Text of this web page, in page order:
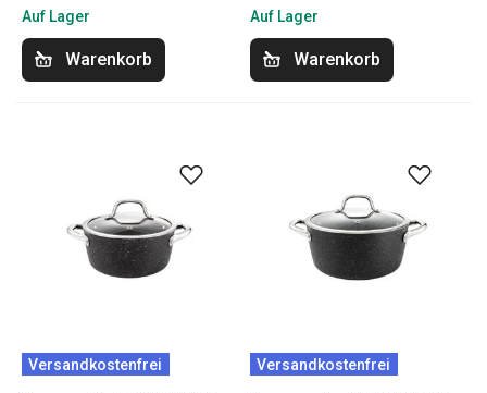
Auf Lager
Warenkorb
Auf Lager
Warenkorb
Versandkostenfrei Versandkostenfrei